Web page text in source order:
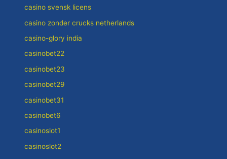
casino svensk licens
casino zonder crucks netherlands
casino-glory india
casinobet22
casinobet23
casinobet29
casinobet31
casinobet6
casinoslot1
casinoslot2